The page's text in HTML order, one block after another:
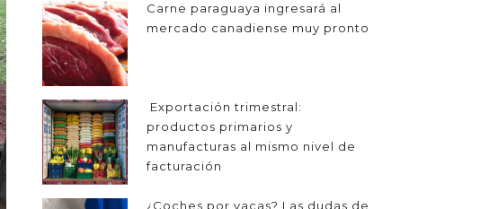
Carne paraguaya ingresará al
mercado canadiense muy pronto
Exportación trimestral:
productos primarios y
manufacturas al mismo nivel de
facturación
¿Coches por vacas? Las dudas de